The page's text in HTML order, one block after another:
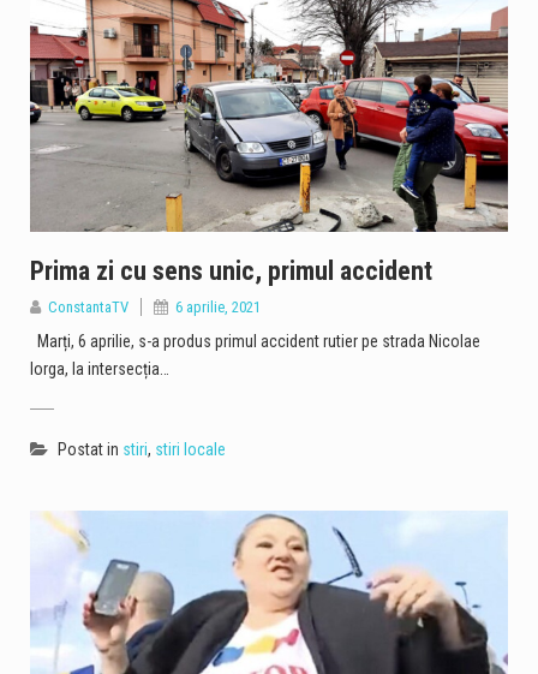
Prima zi cu sens unic, primul accident
ConstantaTV 6 aprilie, 2021
Marți, 6 aprilie, s-a produs primul accident rutier pe strada Nicolae
Iorga, la intersecția…
Postat in stiri, stiri locale